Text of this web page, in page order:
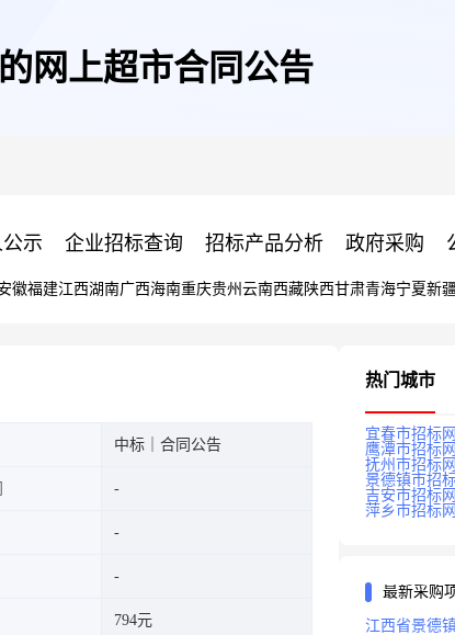
网上超市合同公告
示 企业招标查询 招标产品分析 政府采购
徽福建江西湖南广西海南重庆贵州 云南西藏陕西甘肃青海宁夏新
中标｜合同公告
794元
热门城市
宜春市招标网
鹰潭市招标网
抚州市招标网
景德镇市招
吉安市招标网
萍乡市招标网
最新采购
江西省景德